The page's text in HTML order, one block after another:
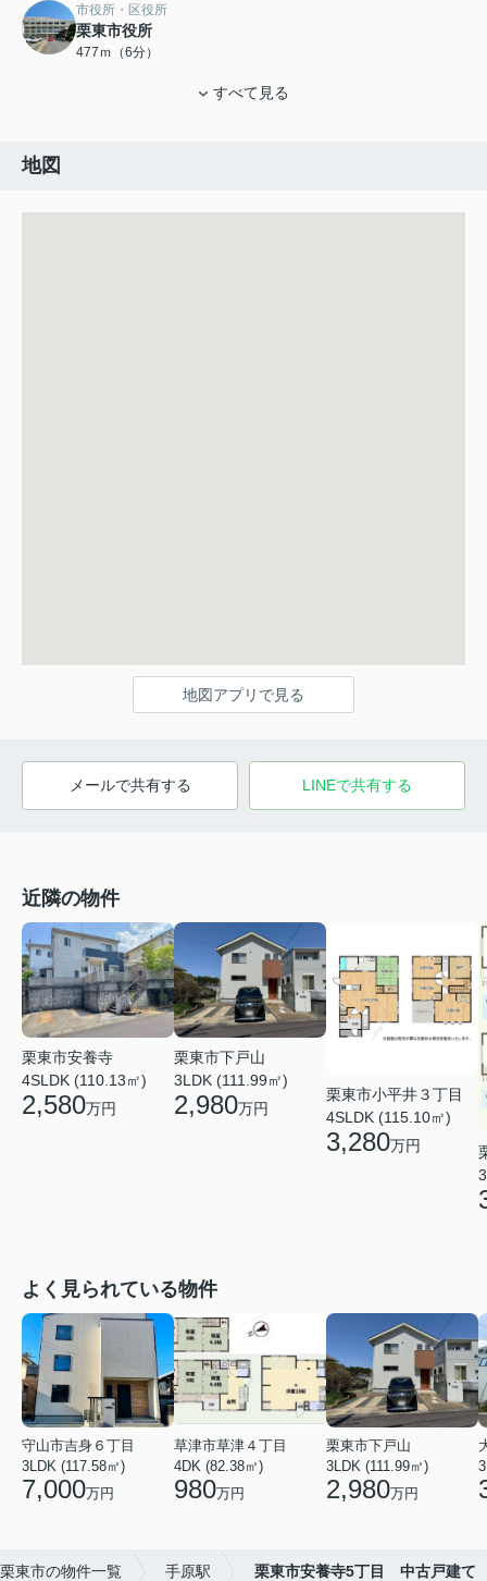
市役所・区役所
栗東市役所
477ｍ（6分）
すべて見る
地図
地図アプリで見る
メールで共有する LINEで共有する
近隣の物件
栗東市安養寺
4SLDK (110.13㎡)
2,580万円
栗東市下戸山
3LDK (111.99㎡)
2,980万円
栗東市小平井３丁目
4SLDK (115.10㎡)
3,280万円
よく見られている物件
守山市吉身６丁目
3LDK (117.58㎡)
7,000万円
草津市草津４丁目
4DK (82.38㎡)
980万円
栗東市下戸山
3LDK (111.99㎡)
2,980万円
栗東市の物件一覧 手原駅 栗東市安養寺5丁目 中古戸建て